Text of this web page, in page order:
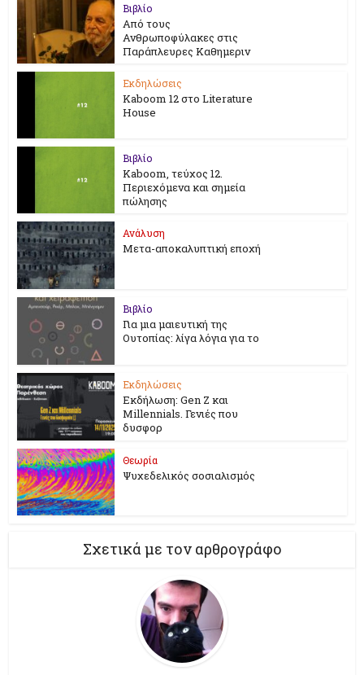
Βιβλίο
Από τους
Ανθρωποφύλακες στις
Παράπλευρες Καθημεριν
Εκδηλώσεις
Kaboom 12 στο Literature
House
Βιβλίο
Kaboom, τεύχος 12.
Περιεχόμενα και σημεία
πώλησης
Ανάλυση
Μετα-αποκαλυπτική εποχή
Βιβλίο
Για μια μαιευτική της
Ουτοπίας: λίγα λόγια για το
Εκδηλώσεις
Εκδήλωση: Gen Z και
Millennials. Γενιές που
δυσφορ
Θεωρία
Ψυχεδελικός σοσιαλισμός
Σχετικά με τον αρθρογράφο